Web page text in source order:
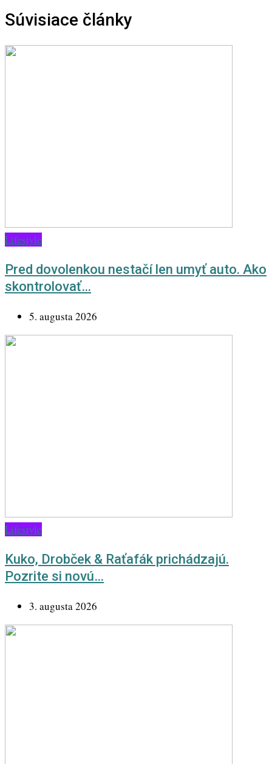
Súvisiace články
Lifestyle
Pred dovolenkou nestačí len umyť auto. Ako
skontrolovať…
5. augusta 2026
Lifestyle
Kuko, Drobček & Raťafák prichádzajú.
Pozrite si novú…
3. augusta 2026